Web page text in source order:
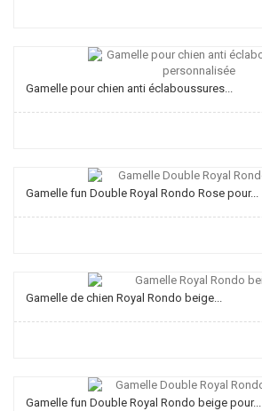
Gamelle pour chien anti éclaboussures...
Gamelle fun Double Royal Rondo Rose pour...
Gamelle de chien Royal Rondo beige...
Gamelle fun Double Royal Rondo beige pour...